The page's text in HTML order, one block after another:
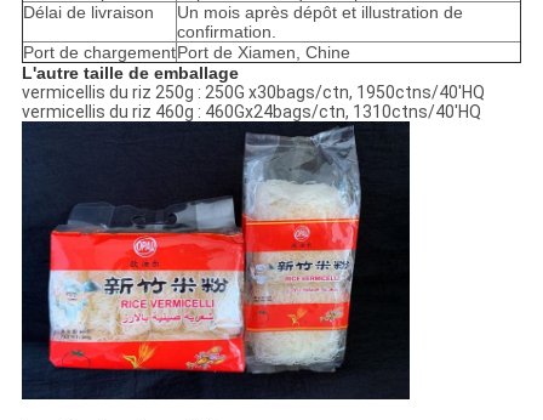
Délai de livraison
Un mois après dépôt et illustration de
confirmation.
Port de chargementPort de Xiamen, Chine
L'autre taille de emballage
vermicellis du riz 250g : 250G x30bags/ctn, 1950ctns/40'HQ
vermicellis du riz 460g : 460Gx24bags/ctn, 1310ctns/40'HQ